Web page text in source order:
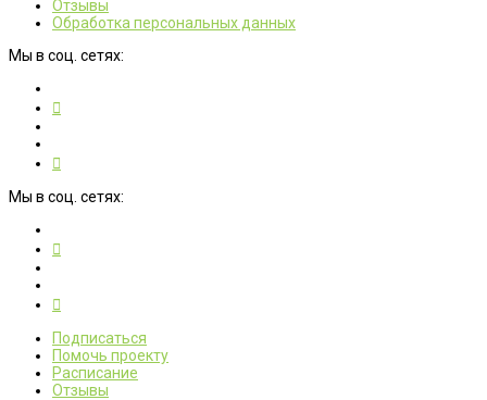
Отзывы
Обработка персональных данных
Мы в соц. сетях:
Мы в соц. сетях:
Подписаться
Помочь проекту
Расписание
Отзывы